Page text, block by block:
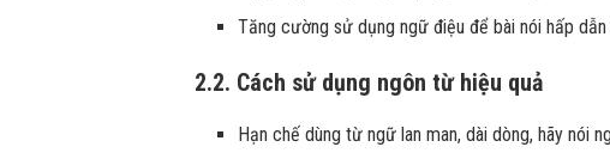
Tăng cường sử dụng ngữ điệu để bài nói hấp dẫn
2.2. Cách sử dụng ngôn từ hiệu quả
Hạn chế dùng từ ngữ lan man, dài dòng, hãy nói